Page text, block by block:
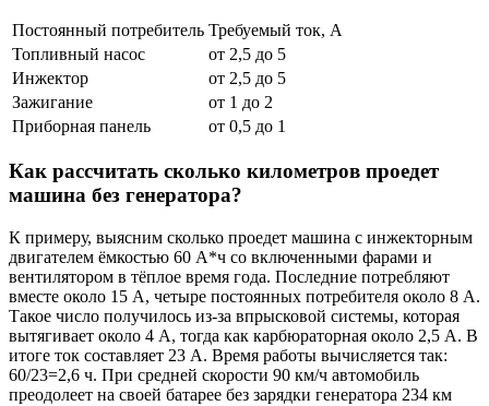
Постоянный потребитель Требуемый ток, А
Топливный насос
от 2,5 до 5
Инжектор
от 2,5 до 5
Зажигание
от 1 до 2
Приборная панель
от 0,5 до 1
Как рассчитать сколько километров проедет
машина без генератора?
К примеру, выясним сколько проедет машина с инжекторным
двигателем ёмкостью 60 А*ч со включенными фарами и
вентилятором в тёплое время года. Последние потребляют
вместе около 15 А, четыре постоянных потребителя около 8 А.
Такое число получилось из-за впрысковой системы, которая
вытягивает около 4 А, тогда как карбюраторная около 2,5 А. В
итоге ток составляет 23 А. Время работы вычисляется так:
60/23=2,6 ч. При средней скорости 90 км/ч автомобиль
преодолеет на своей батарее без зарядки генератора 234 км